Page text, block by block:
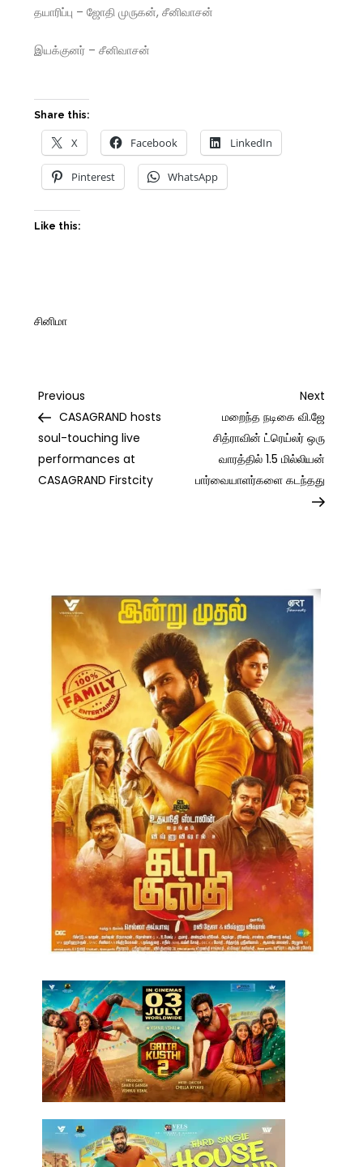
தயாரிப்பு – ஜோதி முருகன், சீனிவாசன்
இயக்குனர் – சீனிவாசன்
Share this:
X Facebook LinkedIn
Pinterest WhatsApp
Like this:
சினிமா
Post
navigation
Previous
Post
Previous
CASAGRAND hosts
soul-touching live
performances at
CASAGRAND Firstcity
Next
Post
Next
மறைந்த நடிகை வி.ஜே
சித்ராவின் ட்ரெய்லர் ஒரு
வாரத்தில் 1.5 மில்லியன்
பார்வையாளர்களை கடந்தது